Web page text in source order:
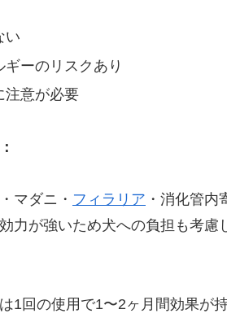
い
ーのリスクあり
注意が必要
マダニ・ フィラリア ・消化管
力が強いため犬への負担も考
1回の使用で1〜2ヶ月間効果が